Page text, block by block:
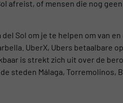
afreist, of mensen die nog
Sol om je te helpen om van
UberX, Ubers betaalbare
is strekt zich uit over de
steden Málaga, Torremolinos,